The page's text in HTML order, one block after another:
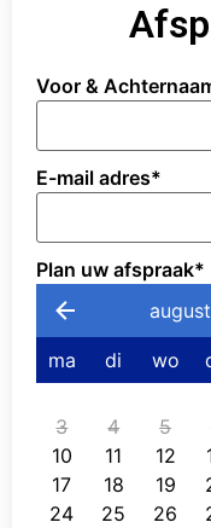
Voor &
E-mail adres*
Plan uw afspraak*
ma di wo
3
4 5
10
11 12
17
18 19
24
25 26